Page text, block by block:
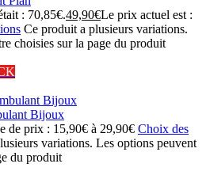
: 70,85€.49,90€Le prix actuel est :
Ce produit a plusieurs variations.
choisies sur la page du produit
Bijoux
de prix : 15,90€ à 29,90€ Choix des
variations. Les options peuvent
du produit